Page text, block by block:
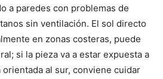
a paredes con problemas de
sin ventilación. El sol directo
en zonas costeras, puede
si la pieza va a estar expuesta a
al sur, conviene cuidar